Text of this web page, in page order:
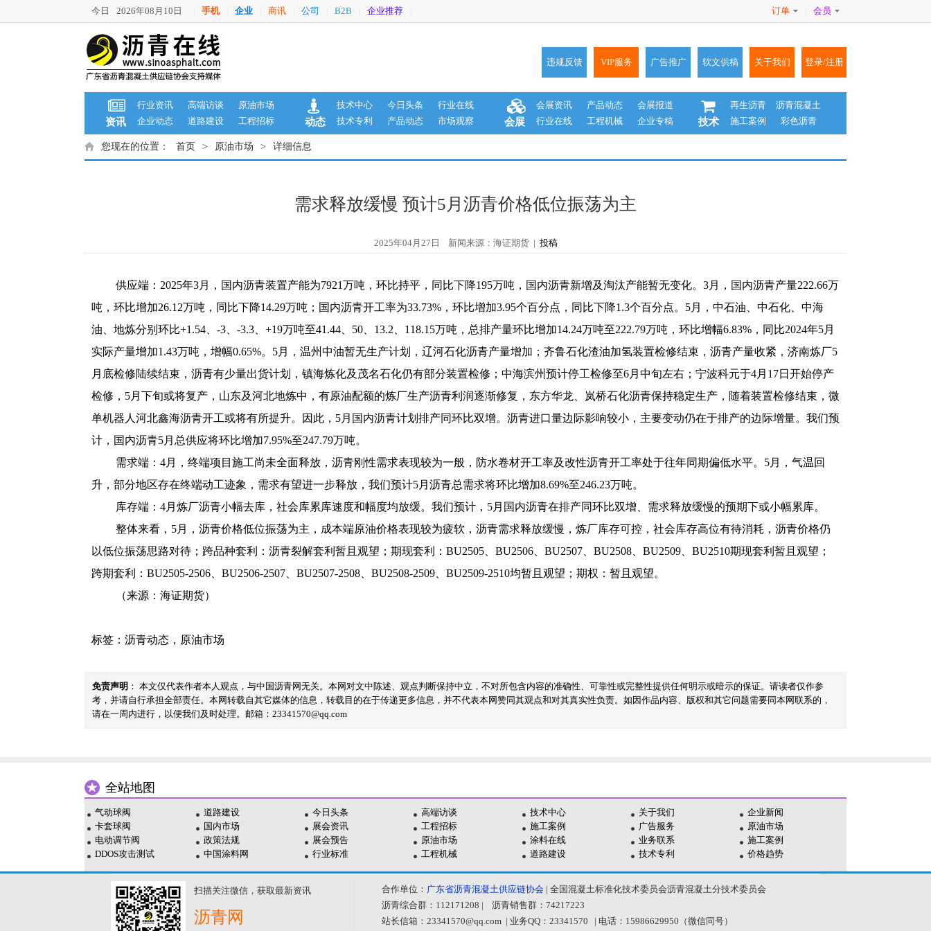
今日 2026年08月10日 手机 企业 商讯 公司 B2B 企业推荐 订单 会员
违规反馈 VIP服务 广告推广 软文供稿 关于我们 登录/注册
资讯
行业资讯 高端访谈
原油市场
企业动态
道路建设 工程招标 动态
技术中心 今日头条
行业在线
技术专利
产品动态 市场观察 会展
会展资讯 产品动态
会展报道
行业在线
工程机械 企业专稿 技术
再生沥青
沥青混凝土
施工案例
彩色沥青
您现在的位置： 首页 > 原油市场 > 详细信息
需求释放缓慢 预计5月沥青价格低位振荡为主
2025年04月27日 新闻来源：海证期货 | 投稿
供应端：2025年3月，国内沥青装置产能为7921万吨，环比持平，同比下降195万吨，国内沥青新增及淘汰产能暂无变化。3月，国内沥青产量222.66万
吨，环比增加26.12万吨，同比下降14.29万吨；国内沥青开工率为33.73%，环比增加3.95个百分点，同比下降1.3个百分点。5月，中石油、中石化、中海
油、地炼分别环比+1.54、-3、-3.3、+19万吨至41.44、50、13.2、118.15万吨，总排产量环比增加14.24万吨至222.79万吨，环比增幅6.83%，同比2024年5月
实际产量增加1.43万吨，增幅0.65%。5月，温州中油暂无生产计划，辽河石化沥青产量增加；齐鲁石化渣油加氢装置检修结束，沥青产量收紧，济南炼厂5
月底检修陆续结束，沥青有少量出货计划，镇海炼化及茂名石化仍有部分装置检修；中海滨州预计停工检修至6月中旬左右；宁波科元于4月17日开始停产
检修，5月下旬或将复产，山东及河北地炼中，有原油配额的炼厂生产沥青利润逐渐修复，东方华龙、岚桥石化沥青保持稳定生产，随着装置检修结束， 微
单机器人 河北鑫海沥青开工或将有所提升。因此，5月国内沥青计划排产同环比双增。沥青进口量边际影响较小，主要变动仍在于排产的边际增量。我们预
计，国内沥青5月总供应将环比增加7.95%至247.79万吨。
需求端：4月，终端项目施工尚未全面释放，沥青刚性需求表现较为一般，防水卷材开工率及改性沥青开工率处于往年同期偏低水平。5月，气温回
升，部分地区存在终端动工迹象，需求有望进一步释放，我们预计5月沥青总需求将环比增加8.69%至246.23万吨。
库存端：4月炼厂沥青小幅去库，社会库累库速度和幅度均放缓。我们预计，5月国内沥青在排产同环比双增、需求释放缓慢的预期下或小幅累库。
整体来看，5月，沥青价格低位振荡为主，成本端原油价格表现较为疲软，沥青需求释放缓慢，炼厂库存可控，社会库存高位有待消耗，沥青价格仍
以低位振荡思路对待；跨品种套利：沥青裂解套利暂且观望；期现套利：BU2505、BU2506、BU2507、BU2508、BU2509、BU2510期现套利暂且观望；
跨期套利：BU2505-2506、BU2506-2507、BU2507-2508、BU2508-2509、BU2509-2510均暂且观望； 期权 ：暂且观望。
（来源：海证期货）
标签： 沥青动态 ， 原油市场
免责声明 ： 本文仅代表作者本人观点，与中国沥青网无关。本网对文中陈述、观点判断保持中立，不对所包含内容的准确性、可靠性或完整性提供任何明示或暗示的保证。请读者仅作参
考，并请自行承担全部责任。本网转载自其它媒体的信息，转载目的在于传递更多信息，并不代表本网赞同其观点和对其真实性负责。如因作品内容、版权和其它问题需要同本网联系的，
请在一周内进行，以便我们及时处理。邮箱：23341570@qq.com
全站地图
气动球阀
卡套球阀
电动调节阀
DDOS攻击测试
道路建设
国内市场
政策法规
中国涂料网
今日头条
展会资讯
展会预告
行业标准
高端访谈
工程招标
原油市场
工程机械
技术中心
施工案例
涂料在线
道路建设
关于我们
广告服务
业务联系
技术专利
企业新闻
原油市场
施工案例
价格趋势
扫描关注微信，获取最新资讯
沥青网
合作单位： 广东省沥青混凝土供应链协会 | 全国混凝土标准化技术委员会沥青混凝土分技术委员会
沥青综合群：112171208 | 沥青销售群：74217223
站长信箱：23341570@qq.com | 业务QQ：23341570 | 电话：15986629950（微信同号）